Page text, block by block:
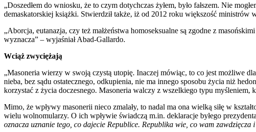
„Doszedłem do wniosku, że to czym dotychczas żyłem, było fałszem. Nie
demaskatorskiej książki. Stwierdził także, iż od 2012 roku większość ministrów
„Aborcja, eutanazja, czy też małżeństwa homoseksualne są zgodne z
wyznacza” – wyjaśniał Abad-Gallardo.
Wciąż zwyciężają
„Masoneria wierzy w swoją czystą utopię. Inaczej mówiąc, to co jest możliwe
nieba, bez sądu ostatecznego, odkupienia, nie ma innego sposobu życia niż
korzystać z życia doczesnego. Masoneria walczy z wszelkiego typu myśleniem,
Mimo, że wpływy masonerii nieco zmalały, to nadal ma ona wielką siłę w
wielu wolnomularzy. O ich wpływie świadczą m.in. deklaracje byłego
oznacza uznanie tego, co dajecie Republice. Republika wie, co wam zawdzięcza